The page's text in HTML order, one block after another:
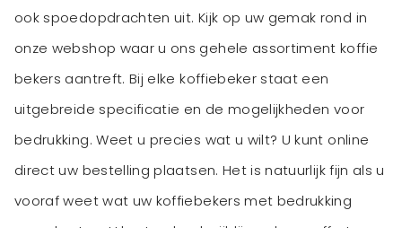
ook spoedopdrachten uit. Kijk op uw gemak rond in
onze webshop waar u ons gehele assortiment koffie
bekers aantreft. Bij elke koffiebeker staat een
uitgebreide specificatie en de mogelijkheden voor
bedrukking. Weet u precies wat u wilt? U kunt online
direct uw bestelling plaatsen. Het is natuurlijk fijn als u
vooraf weet wat uw koffiebekers met bedrukking